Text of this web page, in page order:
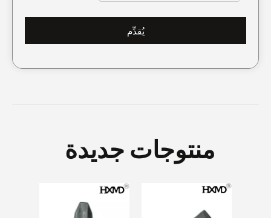
يُقدِّم
منتوجات جديدة
دلاء الصخور ما بعد البيع
للحفارات